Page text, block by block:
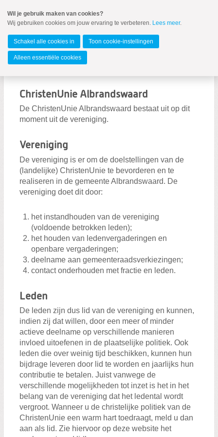
naar
Spring
de
inhoud
Spring
naar
Albrandswaard
MENU
ChristenUnie Albrandswaard
De ChristenUnie Albrandswaard bestaat uit op dit
moment uit de vereniging.
Vereniging
De vereniging is er om de doelstellingen van de
(landelijke) ChristenUnie te bevorderen en te
realiseren in de gemeente Albrandswaard. De
vereniging doet dit door:
het instandhouden van de vereniging
(voldoende betrokken leden);
het houden van ledenvergaderingen en
openbare vergaderingen;
deelname aan gemeenteraadsverkiezingen;
contact onderhouden met fractie en leden.
Leden
De leden zijn dus lid van de vereniging en kunnen,
indien zij dat willen, door een meer of minder
actieve deelname op verschillende manieren
invloed uitoefenen in de plaatselijke politiek. Ook
leden die over weinig tijd beschikken, kunnen hun
bijdrage leveren door lid te worden en jaarlijks hun
contributie te betalen. Juist vanwege de
verschillende mogelijkheden tot inzet is het in het
belang van de vereniging dat het ledental wordt
vergroot. Wanneer u de christelijke politiek van de
ChristenUnie een warm hart toedraagt, meld u dan
aan als lid. Zie hiervoor op deze website het
Wil je gebruik maken van cookies?
Wij gebruiken cookies om jouw ervaring te verbeteren. Lees meer.
Schakel alle cookies in Toon cookie-instellingen
Alleen essentiële cookies